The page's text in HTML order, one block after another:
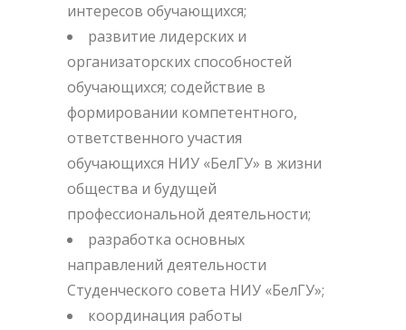
интересов обучающихся;
развитие лидерских и
организаторских способностей
обучающихся; содействие в
формировании компетентного,
ответственного участия
обучающихся НИУ «БелГУ» в жизни
общества и будущей
профессиональной деятельности;
разработка основных
направлений деятельности
Студенческого совета НИУ «БелГУ»;
координация работы